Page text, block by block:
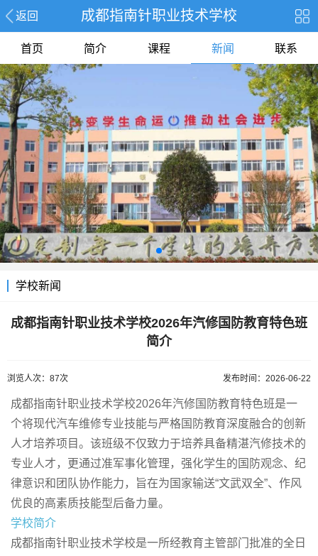
返回 成都指南针职业技术学校
首页 简介 课程 新闻 联系
学校新闻
成都指南针职业技术学校2026年汽修国防教育特色班
简介
浏览人次：87次 发布时间：2026-06-22
成都指南针职业技术学校2026年汽修国防教育特色班是一
个将现代汽车维修专业技能与严格国防教育深度融合的创新
人才培养项目。该班级不仅致力于培养具备精湛汽修技术的
专业人才，更通过准军事化管理，强化学生的国防观念、纪
律意识和团队协作能力，旨在为国家输送“文武双全”、作风
优良的高素质技能型后备力量。
学校简介
成都指南针职业技术学校是一所经教育主管部门批准的全日